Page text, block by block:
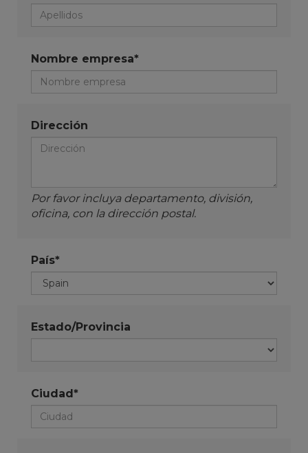
Nombre empresa*
Dirección
Por favor incluya departamento, división,
oficina, con la dirección postal.
País*
Estado/Provincia
Ciudad*